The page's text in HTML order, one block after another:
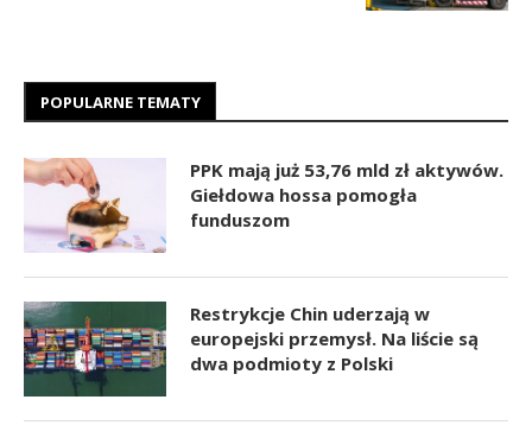
POPULARNE TEMATY
PPK mają już 53,76 mld zł aktywów.
Giełdowa hossa pomogła
funduszom
Restrykcje Chin uderzają w
europejski przemysł. Na liście są
dwa podmioty z Polski